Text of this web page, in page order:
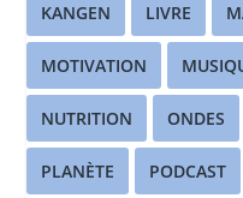
KANGEN LIVRE
MOTIVATION
NUTRITION ONDES
PLANÈTE PODCAST